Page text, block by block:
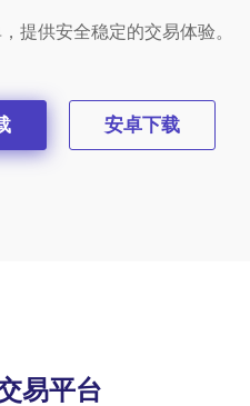
提供安全稳定的交易体验。
安卓下载
易平台